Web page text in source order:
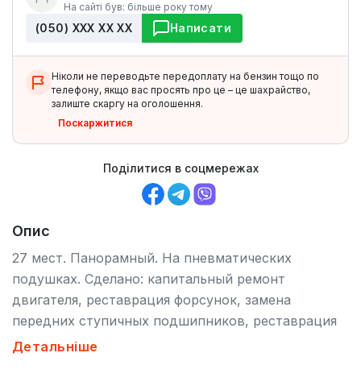
На сайті був: більше року тому
(050) ХХХ ХХ ХХ Написати
Ніколи не переводьте передоплату на бензин тощо по
телефону, якщо вас просять про це – це шахрайство,
залиште скаргу на оголошення.
Поскаржитися
Поділитися в соцмережах
Опис
27 мест. Панорамный. На пневматических
подушках. Сделано: капитальный ремонт
двигателя, реставрация форсунок, замена
передних ступичных подшипников, реставрация
турбокомпрессора, замена рессор. Новое:
Детальніше